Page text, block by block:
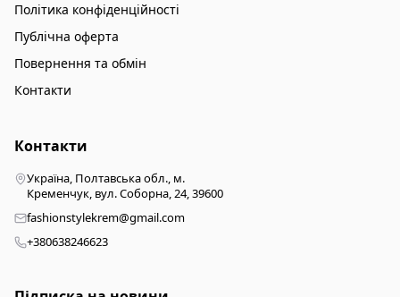
Політика конфіденційності
Публічна оферта
Повернення та обмін
Контакти
Контакти
Україна, Полтавська обл., м.
Кременчук, вул. Соборна, 24, 39600
fashionstylekrem@gmail.com
+380638246623